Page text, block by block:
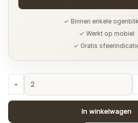
✓ Binnen enkele
✓ Werkt op mobiel
✓ Gratis
fineer
-
In winkelwagen